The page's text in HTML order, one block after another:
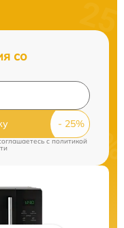
со
c политикой